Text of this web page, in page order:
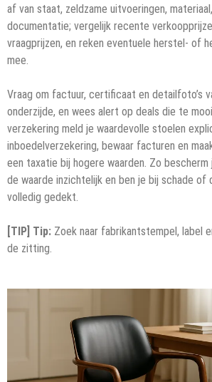
af van staat, zeldzame uitvoeringen,
documentatie; vergelijk recente
vraagprijzen, en reken eventuele herstel- of
mee.
Vraag om factuur, certificaat en detailfoto’s
onderzijde, en wees alert op deals die te
verzekering meld je waardevolle stoelen
inboedelverzekering, bewaar facturen en
een taxatie bij hogere waarden. Zo
de waarde inzichtelijk en ben je bij schade of
volledig gedekt.
[TIP] Tip: Zoek naar fabrikantstempel, label
de zitting.